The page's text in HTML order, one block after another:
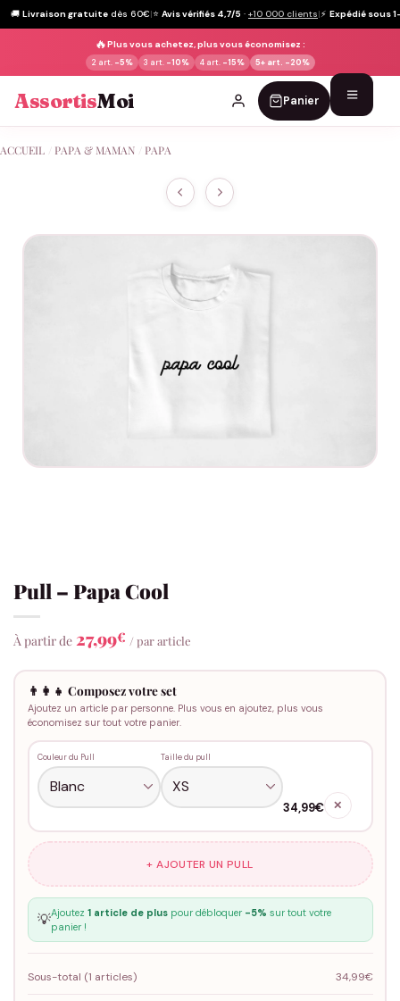
🚚 Livraison gratuite dès 60€|⭐ Avis vérifiés 4,7/5 · +10 000 clients|⚡ Expédié sous
🔥Plus vous achetez, plus vous économisez :
2 art. -5% 3 art. -10% 4 art. -15% 5+ art. -20%
AssortisMoi Panier
au
ACCUEIL PAPA & MAMAN PAPA
Pull – Papa Cool
À partir de 27,99€ / par article
👨‍👩‍👧 Composez votre set
Ajoutez un article par personne. Plus vous en ajoutez, plus vous
économisez sur tout votre panier.
Couleur du Pull Taille du pull
34,99€ ✕
+ AJOUTER UN PULL
💡Ajoutez 1 article de pluspour débloquer -5% sur tout votre
panier !
Sous-total (1 articles) 34,99€